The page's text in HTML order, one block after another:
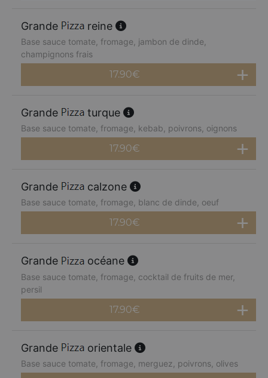
Grande reine
Base sauce tomate, fromage, jambon de dinde,
champignons frais
17.90€
Grande turque
Base sauce tomate, fromage, kebab, poivrons, oignons
17.90€
Grande calzone
Base sauce tomate, fromage, blanc de dinde, oeuf
17.90€
Grande océane
Base sauce tomate, fromage, cocktail de fruits de mer,
persil
17.90€
Grande orientale
Base sauce tomate, fromage, merguez, poivrons, olives